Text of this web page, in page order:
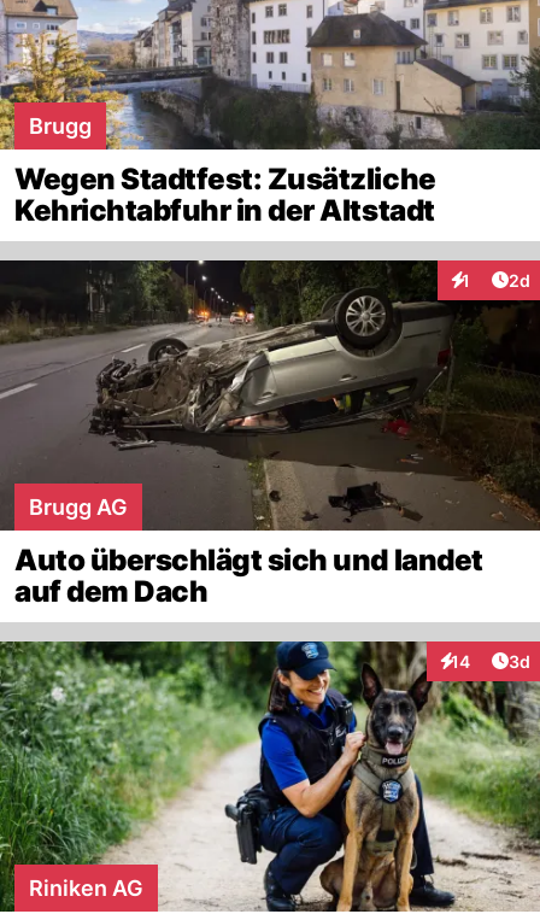
Brugg
Wegen Stadtfest: Zusätzliche
Kehrichtabfuhr in der Altstadt
1 2d
Brugg AG
Auto überschlägt sich und landet
auf dem Dach
14
Interaktionen
3d
Riniken AG